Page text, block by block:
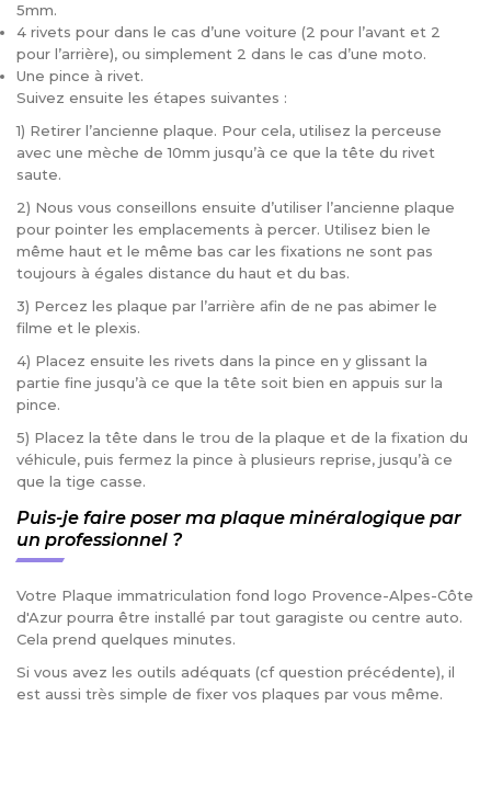
5mm.
4 rivets pour dans le cas d’une voiture (2 pour l’avant et 2
pour l’arrière), ou simplement 2 dans le cas d’une moto.
Une pince à rivet.
Suivez ensuite les étapes suivantes :
1) Retirer l’ancienne plaque. Pour cela, utilisez la perceuse
avec une mèche de 10mm jusqu’à ce que la tête du rivet
saute.
2) Nous vous conseillons ensuite d’utiliser l’ancienne plaque
pour pointer les emplacements à percer. Utilisez bien le
même haut et le même bas car les fixations ne sont pas
toujours à égales distance du haut et du bas.
3) Percez les plaque par l’arrière afin de ne pas abimer le
filme et le plexis.
4) Placez ensuite les rivets dans la pince en y glissant la
partie fine jusqu’à ce que la tête soit bien en appuis sur la
pince.
5) Placez la tête dans le trou de la plaque et de la fixation du
véhicule, puis fermez la pince à plusieurs reprise, jusqu’à ce
que la tige casse.
Puis-je faire poser ma plaque minéralogique par
un professionnel ?
Votre Plaque immatriculation fond logo Provence-Alpes-Côte
d'Azur pourra être installé par tout garagiste ou centre auto.
Cela prend quelques minutes.
Si vous avez les outils adéquats (cf question précédente), il
est aussi très simple de fixer vos plaques par vous même.